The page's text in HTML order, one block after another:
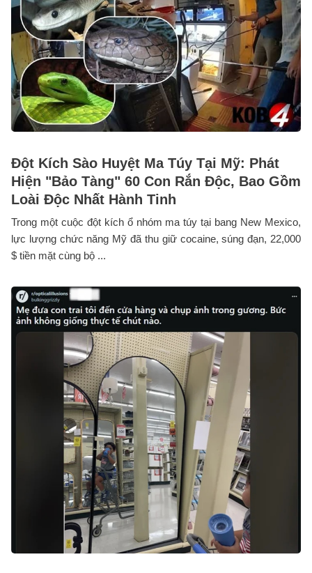
Đột Kích Sào Huyệt Ma Túy Tại Mỹ: Phát
Hiện "Bảo Tàng" 60 Con Rắn Độc, Bao Gồm
Loài Độc Nhất Hành Tinh
Trong một cuộc đột kích ổ nhóm ma túy tại bang New Mexico,
lực lượng chức năng Mỹ đã thu giữ cocaine, súng đạn, 22,000
$ tiền mặt cùng bộ ...